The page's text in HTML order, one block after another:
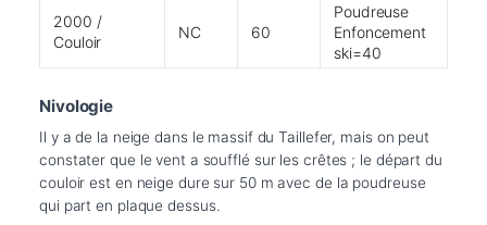
2000 /
Couloir
NC 60
Poudreuse
Enfoncement
ski=40
Nivologie
Il y a de la neige dans le massif du Taillefer, mais on peut
constater que le vent a soufflé sur les crêtes ; le départ du
couloir est en neige dure sur 50 m avec de la poudreuse
qui part en plaque dessus.